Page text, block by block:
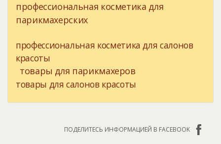
профессиональная косметика для
парикмахерских
профессиональная косметика для салонов
красоты
товары для парикмахеров
товары для салонов красоты
ПОДЕЛИТЕСЬ ИНФОРМАЦИЕЙ В FACEBOOK